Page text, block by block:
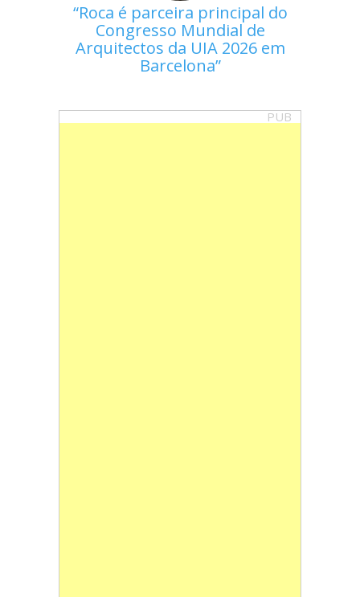
Roca é parceira principal do
Congresso Mundial de
Arquitectos da UIA 2026 em
Barcelona
PUB